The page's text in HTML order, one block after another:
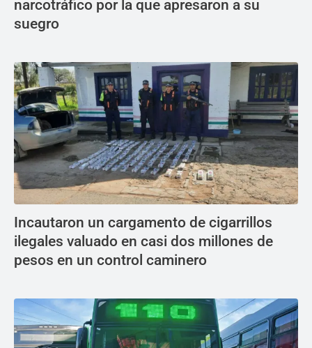
narcotráfico por la que apresaron a su
suegro
Incautaron un cargamento de cigarrillos
ilegales valuado en casi dos millones de
pesos en un control caminero